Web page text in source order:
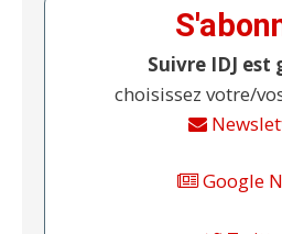
Suivre IDJ
choisissez votre/
Google